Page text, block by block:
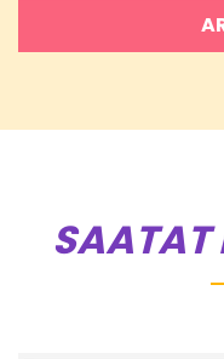
SAATAT